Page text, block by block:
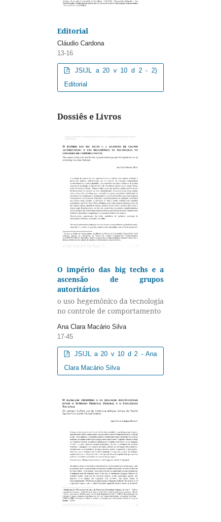
Editorial
Cláudio Cardona
13-16
JSIJL a 20 v 10 d 2 - 2)
Editorial
Dossiês e Livros
O império das big techs e a
ascensão de grupos
autoritários
o uso hegemônico da tecnologia
no controle de comportamento
Ana Clara Macário Silva
17-45
JSIJL a 20 v 10 d 2 - Ana
Clara Macário Silva